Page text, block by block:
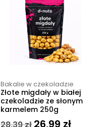
Bakalie w czekoladzie
Złote migdały w białej
czekoladzie ze słonym
karmelem 250g
28,39zł Pierwotna
26,99 złAktualna